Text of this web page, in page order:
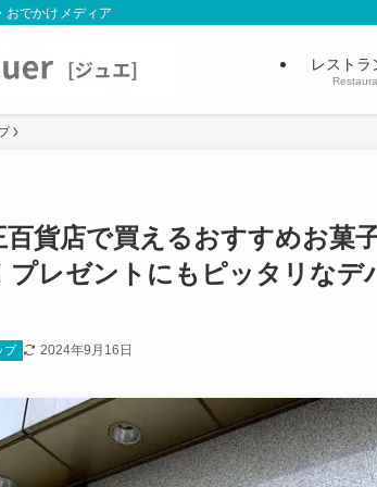
おでかけメディア
レストラ
百貨店で買えるおすすめお菓
プレゼントにもピッタリなデ
プ 2024年9月16日